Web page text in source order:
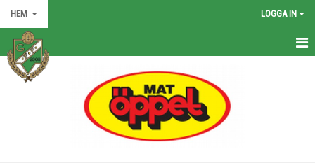
HEM LOGGA IN
HEM